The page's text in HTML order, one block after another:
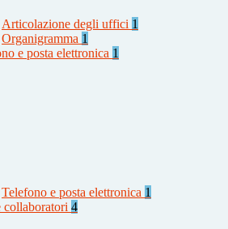
Articolazione degli uffici 1
Organigramma 1
e posta elettronica 1
Telefono e posta elettronica 1
collaboratori 4